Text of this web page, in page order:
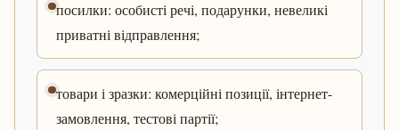
посилки: особисті речі, подарунки, невеликі
приватні відправлення;
товари і зразки: комерційні позиції, інтернет-
замовлення, тестові партії;